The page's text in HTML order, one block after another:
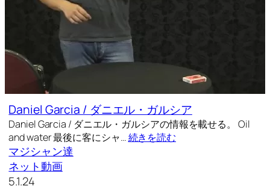
Daniel Garcia / ダニエル・ガルシア
Daniel Garcia / ダニエル・ガルシアの情報を載せる。 Oil
and water 最後に客にシャ…続きを読む
マジシャン達
ネット動画
5.1.24